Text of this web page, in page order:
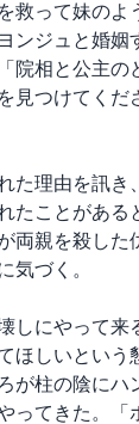
救って妹のよ
ンジュと婚姻
院相と公主の
見つけてくだ
た理由を訊き
たことがある
両親を殺した
気づく。
しにやって来
ほしいという
が柱の陰にハ
ってきた。「